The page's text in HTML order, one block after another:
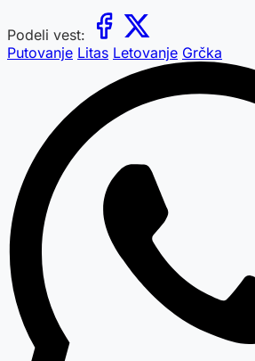
Podeli vest:
Putovanje Litas Letovanje Grčka